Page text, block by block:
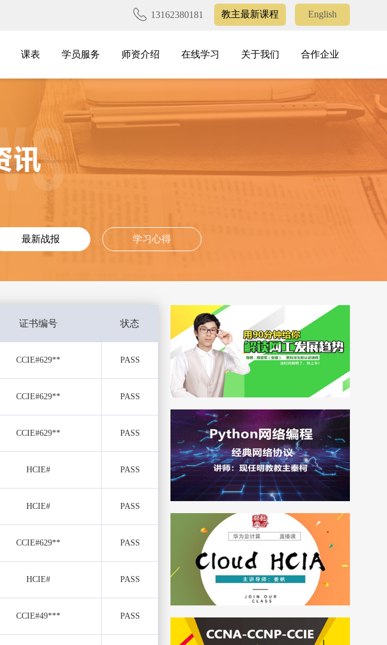
13162380181 教主最新课程
English
课表
课表
学员服务
学员服务
师资介绍
师资介绍
在线学习
在线学习
关于我们
关于我们
合作企业
合作企业
最新战报 学习心得
证书编号 状态
CCIE#629** PASS
CCIE#629** PASS
CCIE#629** PASS
HCIE# PASS
HCIE# PASS
CCIE#629** PASS
HCIE# PASS
CCIE#49*** PASS